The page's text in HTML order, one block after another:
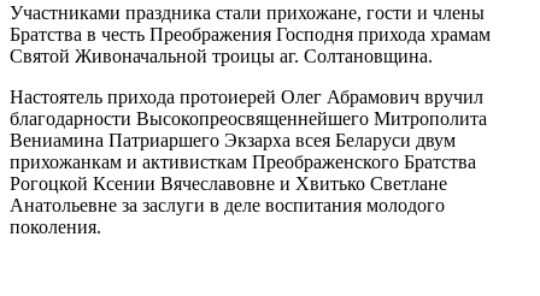
Участниками праздника стали прихожане, гости и члены
Братства в честь Преображения Господня прихода храмам
Святой Живоначальной троицы аг. Солтановщина.
Настоятель прихода протоиерей Олег Абрамович вручил
благодарности Высокопреосвященнейшего Митрополита
Вениамина Патриаршего Экзарха всея Беларуси двум
прихожанкам и активисткам Преображенского Братства
Рогоцкой Ксении Вячеславовне и Хвитько Светлане
Анатольевне за заслуги в деле воспитания молодого
поколения.